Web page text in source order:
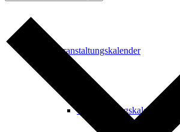
Veranstaltungskalender
Veranstaltungskalender